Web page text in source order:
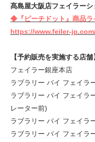
髙島屋大阪店フェイラーシ
◆『ピーチドット』商品ラ
https://www.feiler-
【予約販売を実施する店舗
フェイラー銀座本店
ラブラリー バイ フェイラ
ラブラリー バイ フェイラ
レーター前)
ラブラリー バイ フェイラ
ラブラリー バイ フェイラ